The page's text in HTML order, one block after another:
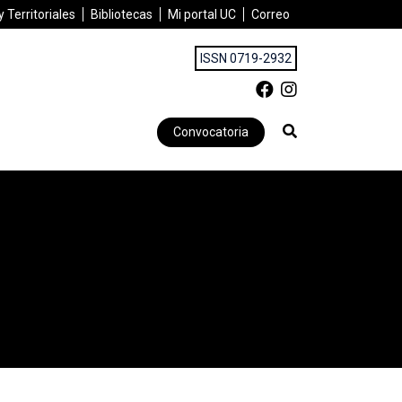
Territoriales Bibliotecas Mi portal UC Correo
ISSN 0719-2932
Convocatoria